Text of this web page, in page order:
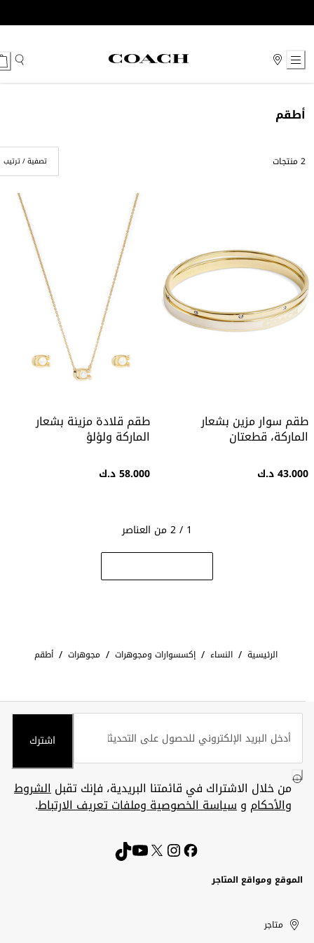
to
أطقم
2 منتجات تصفية / ترتيب
طقم سوار مزين بشعار
الماركة، قطعتان
43.000 د.ك
طقم قلادة مزينة بشعار
الماركة ولؤلؤ
58.000 د.ك
1 / 2 من العناصر
الرئيسية / النساء / إكسسوارات ومجوهرات / مجوهرات / أطقم
اشترك
من خلال الاشتراك في قائمتنا البريدية، فإنك تقبلالشروط
والأحكام وسياسة الخصوصية وملفات تعريف الارتباط.
الموقع ومواقع المتاجر
United
Arab
Kuwait
الإمارات
العربية
الكويت
متاجر